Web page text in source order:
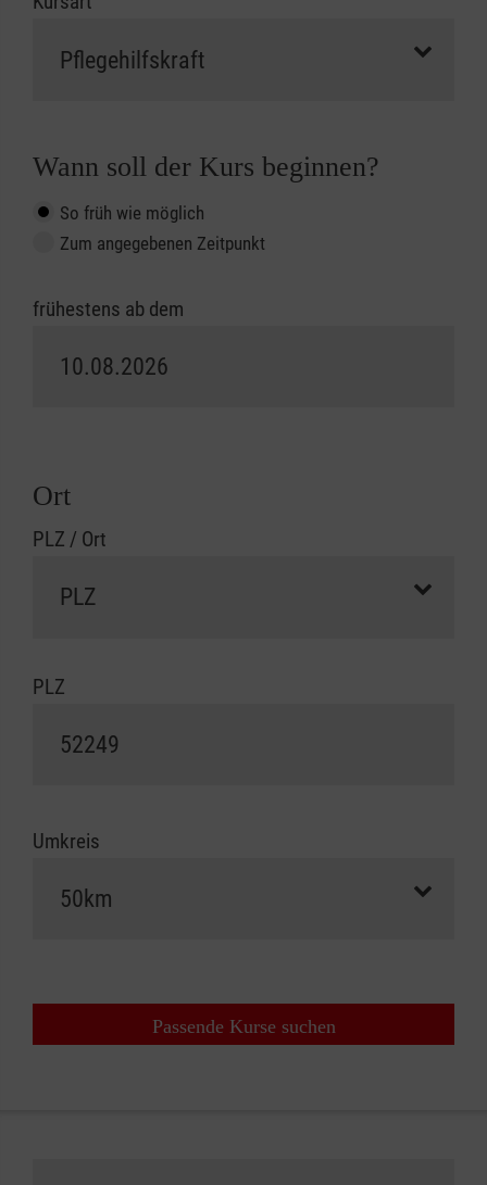
Wann soll der Kurs beginnen?
So früh wie möglich
Zum angegebenen Zeitpunkt
frühestens ab dem
Ort
PLZ / Ort
PLZ
Umkreis
Passende Kurse suchen